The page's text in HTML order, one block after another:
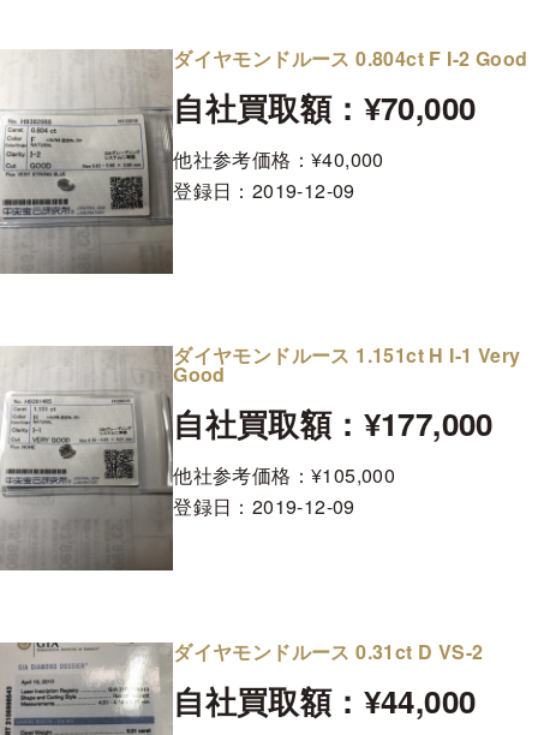
ダイヤモンドルース 0.804ct F I-2 Good
自社買取額：¥70,000
他社参考価格：¥40,000
登録日： 2019-12-09
ダイヤモンドルース 1.151ct H I-1 Very
Good
自社買取額：¥177,000
他社参考価格：¥105,000
登録日： 2019-12-09
ダイヤモンドルース 0.31ct D VS-2
自社買取額：¥44,000